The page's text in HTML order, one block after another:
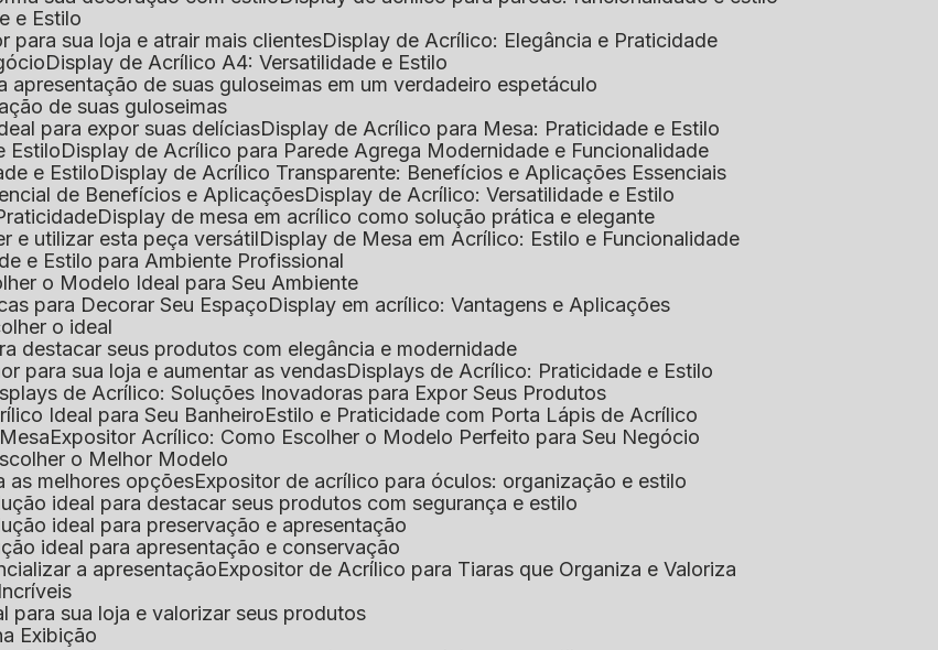
e Estilo
para sua loja e atrair mais clientes
Display de Acrílico: Elegância e Praticidade
Display de Acrílico A4: Versatilidade e Estilo
apresentação de suas guloseimas em um verdadeiro espetáculo
de suas guloseimas
para expor suas delícias
Display de Acrílico para Mesa: Praticidade e Estilo
Estilo
Display de Acrílico para Parede Agrega Modernidade e Funcionalidade
e Estilo
Display de Acrílico Transparente: Benefícios e Aplicações Essenciais
de Benefícios e Aplicações
Display de Acrílico: Versatilidade e Estilo
Display de mesa em acrílico como solução prática e elegante
e utilizar esta peça versátil
Display de Mesa em Acrílico: Estilo e Funcionalidade
e Estilo para Ambiente Profissional
o Modelo Ideal para Seu Ambiente
para Decorar Seu Espaço
Display em acrílico: Vantagens e Aplicações
o ideal
destacar seus produtos com elegância e modernidade
para sua loja e aumentar as vendas
Displays de Acrílico: Praticidade e Estilo
de Acrílico: Soluções Inovadoras para Expor Seus Produtos
Ideal para Seu Banheiro
Estilo e Praticidade com Porta Lápis de Acrílico
Expositor Acrílico: Como Escolher o Modelo Perfeito para Seu Negócio
o Melhor Modelo
as melhores opções Expositor de acrílico para óculos: organização e estilo
ideal para destacar seus produtos com segurança e estilo
ideal para preservação e apresentação
ideal para apresentação e conservação
a apresentação Expositor de Acrílico para Tiaras que Organiza e Valoriza
para sua loja e valorizar seus produtos
Exibição